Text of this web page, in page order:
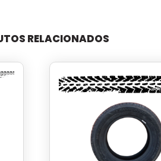
RELACIONADOS